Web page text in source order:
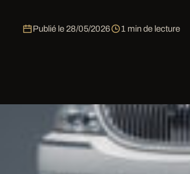
Publié le 28/05/2026 1 min de lecture
أسطولنا
Hummer H2 Limousine — 8 seats,